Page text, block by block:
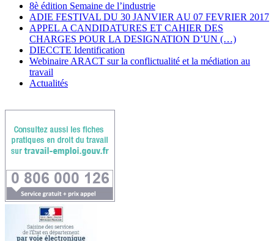
8è édition Semaine de l’industrie
ADIE FESTIVAL DU 30 JANVIER AU 07 FEVRIER 2017
APPEL A CANDIDATURES ET CAHIER DES
CHARGES POUR LA DESIGNATION D’UN (…)
DIECCTE Identification
Webinaire ARACT sur la conflictualité et la médiation au
travail
Actualités